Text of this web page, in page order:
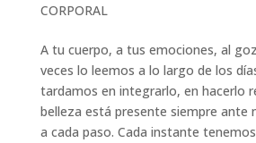
CORPORAL
A tu cuerpo, a tus emociones, al
veces lo leemos a lo largo de los
tardamos en integrarlo, en hacerlo
belleza está presente siempre ante
a cada paso. Cada instante